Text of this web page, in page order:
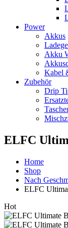
Power
Akkus
Akku
Kabel
Zubehör
Drip
ELFC
Home
Shop
Nach
ELFC
Hot